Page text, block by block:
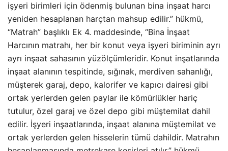
işyeri birimleri için ödenmiş bulunan bina inşaat harcı
yeniden hesaplanan harçtan mahsup edilir.” hükmü,
“Matrah” başlıklı Ek 4. maddesinde, “Bina İnşaat
Harcının matrahı, her bir konut veya işyeri biriminin ayrı
ayrı inşaat sahasının yüzölçümleridir. Konut inşatlarında
inşaat alanının tespitinde, sığınak, merdiven sahanlığı,
müşterek garaj, depo, kalorifer ve kapıcı dairesi gibi
ortak yerlerden gelen paylar ile kömürlükler hariç
tutulur, özel garaj ve özel depo gibi müştemilat dahil
edilir. İşyeri inşaatlarında, inşaat alanına müştemilat ve
ortak yerlerden gelen hisselerin tümü dahildir. Matrahın